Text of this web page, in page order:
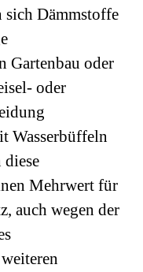
sich Dämmstoffe
Gartenbau oder
oder
Wasserbüffeln
Mehrwert für
auch wegen der